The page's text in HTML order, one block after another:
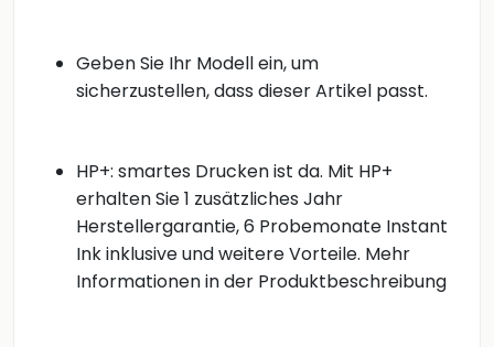
Geben Sie Ihr Modell ein, um
sicherzustellen, dass dieser Artikel passt.
HP+: smartes Drucken ist da. Mit HP+
erhalten Sie 1 zusätzliches Jahr
Herstellergarantie, 6 Probemonate Instant
Ink inklusive und weitere Vorteile. Mehr
Informationen in der Produktbeschreibung